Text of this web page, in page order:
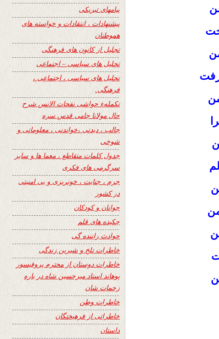
پیامهای تبریکی
پیشنهادات ، انتقادات و خواسته های
هموطنان
تجلیل از کانون های فرهنگی
تحلیل های سیاسی – اجتماعی
تحلیل های سیاسی ، اجتماعی ،
فرهنگی.
تکملهء حواشی نفحات الانس شرح
حال مولانا جامی قدس سره
جالب ، دیدنی ،خواندنی ، معلوماتی و
شوخی
جدول کلمات متقاطع ، معما ها و سایر
سرگرمی های فکری
جرم ، جنایت ، خونریزی و بی امنیتی
در کشور
جوانان و کودکان
چکیده های قلم
حوادث راننده گی
خاطرات تلخ و شیرین زندگی
خاطرات دوستان از محترم پروفیسور
پوهاند استاد میرحسین شاه در باره
زحمات شان
خاطرات وطن
خاطراتی از فرهیختگان
داستان